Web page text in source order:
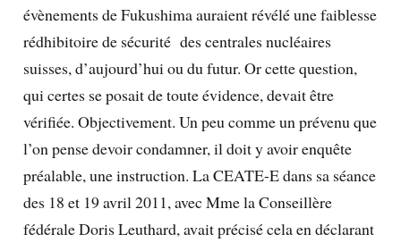
évènements de Fukushima auraient révélé une faiblesse
rédhibitoire de sécurité des centrales nucléaires
suisses, d’aujourd’hui ou du futur. Or cette question,
qui certes se posait de toute évidence, devait être
vérifiée. Objectivement. Un peu comme un prévenu que
l’on pense devoir condamner, il doit y avoir enquête
préalable, une instruction. La CEATE-E dans sa séance
des 18 et 19 avril 2011, avec Mme la Conseillère
fédérale Doris Leuthard, avait précisé cela en déclarant